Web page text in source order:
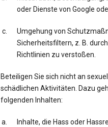
oder Dienste von Google
Umgehung von
Sicherheitsfiltern, z. B.
Richtlinien zu verstoßen.
Beteiligen Sie sich nicht an
schädlichen Aktivitäten. Dazu
folgenden Inhalten:
Inhalte, die Hass oder